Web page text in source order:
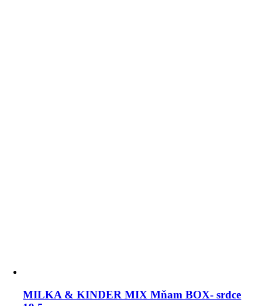
MILKA & KINDER MIX Mňam BOX- srdce